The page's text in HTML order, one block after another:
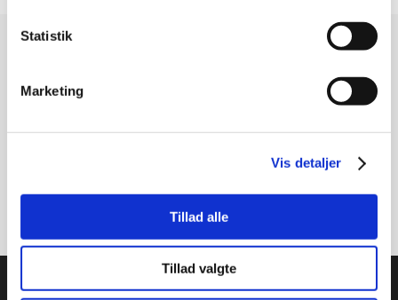
Statistik
Marketing
Vis detaljer
Tillad alle
Tillad valgte
PTI Europa A/S